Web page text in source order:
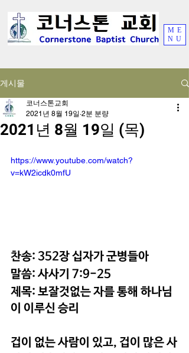
ME
NU
게시물
2021년 8월 19일 (목)
코너스톤교회
2021년 8월 19일 2분 분량
https://www.youtube.com/watch?
v=kW2icdk0mfU
찬송: 352장 십자가 군병들아
말씀: 사사기 7:9-25
제목: 보잘것없는 자를 통해 하나님
이 이루신 승리
겁이 없는 사람이 있고, 겁이 많은 사